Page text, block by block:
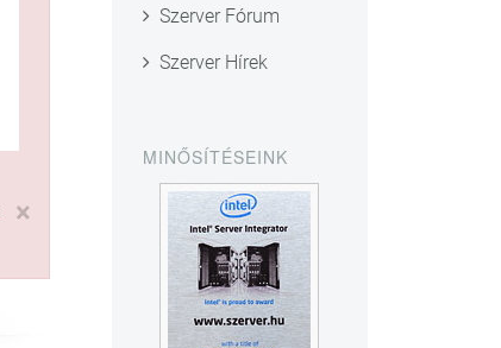
×
Szerver Fórum
Szerver Hírek
MINŐSÍTÉSEINK